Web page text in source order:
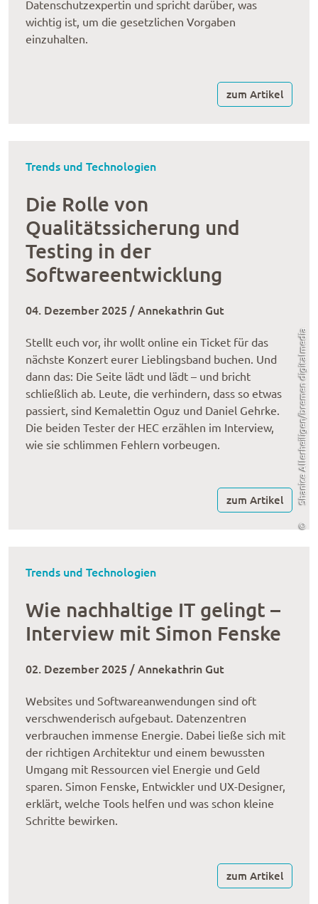
Datenschutzexpertin und spricht darüber, was
wichtig ist, um die gesetzlichen Vorgaben
einzuhalten.
zum Artikel
Trends und Technologien
Die Rolle von
Qualitätssicherung und
Testing in der
Softwareentwicklung
04. Dezember 2025 / Annekathrin Gut
Stellt euch vor, ihr wollt online ein Ticket für das
nächste Konzert eurer Lieblingsband buchen. Und
dann das: Die Seite lädt und lädt – und bricht
schließlich ab. Leute, die verhindern, dass so etwas
passiert, sind Kemalettin Oguz und Daniel Gehrke.
Die beiden Tester der HEC erzählen im Interview,
wie sie schlimmen Fehlern vorbeugen.
zum Artikel
©
Shanice Allerheiligen/bremen digitalmedia
Trends und Technologien
Wie nachhaltige IT gelingt –
Interview mit Simon Fenske
02. Dezember 2025 / Annekathrin Gut
Websites und Softwareanwendungen sind oft
verschwenderisch aufgebaut. Datenzentren
verbrauchen immense Energie. Dabei ließe sich mit
der richtigen Architektur und einem bewussten
Umgang mit Ressourcen viel Energie und Geld
sparen. Simon Fenske, Entwickler und UX-Designer,
erklärt, welche Tools helfen und was schon kleine
Schritte bewirken.
zum Artikel